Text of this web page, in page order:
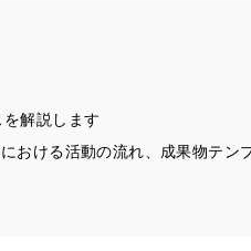
解説します
おける活動の流れ、成果物テン